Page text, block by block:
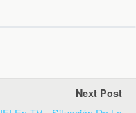
Next Post